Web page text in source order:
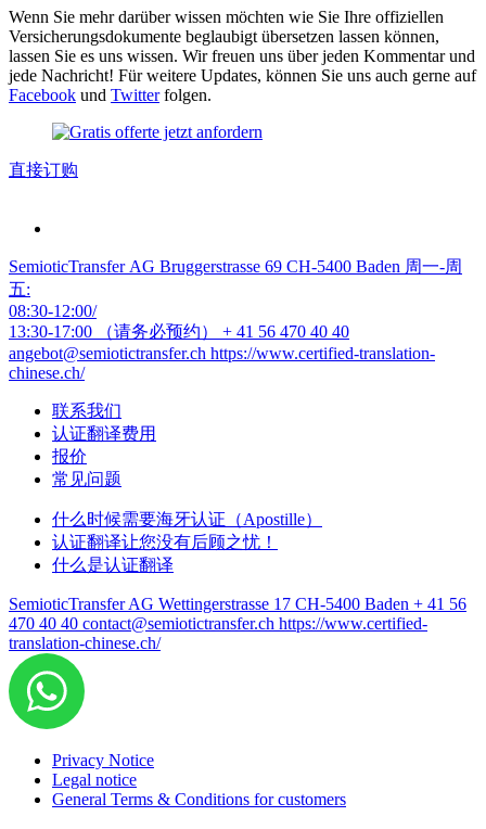
Wenn Sie mehr darüber wissen möchten wie Sie Ihre offiziellen
Versicherungsdokumente beglaubigt übersetzen lassen können,
lassen Sie es uns wissen. Wir freuen uns über jeden Kommentar und
jede Nachricht! Für weitere Updates, können Sie uns auch gerne auf
Facebook und Twitterfolgen.
直接订购
SemioticTransfer AG Bruggerstrasse 69 CH-5400 Baden 周一-周
五:
08:30-12:00/
13:30-17:00 （请务必预约） + 41 56 470 40 40
angebot@semiotictransfer.ch https://www.certified-translation-
chinese.ch/
联系我们
认证翻译费用
报价
常见问题
什么时候需要海牙认证（Apostille）
认证翻译让您没有后顾之忧！
什么是认证翻译
SemioticTransfer AG Wettingerstrasse 17 CH-5400 Baden + 41 56
470 40 40 contact@semiotictransfer.ch https://www.certified-
translation-chinese.ch/
Privacy Notice
Legal notice
General Terms & Conditions for customers